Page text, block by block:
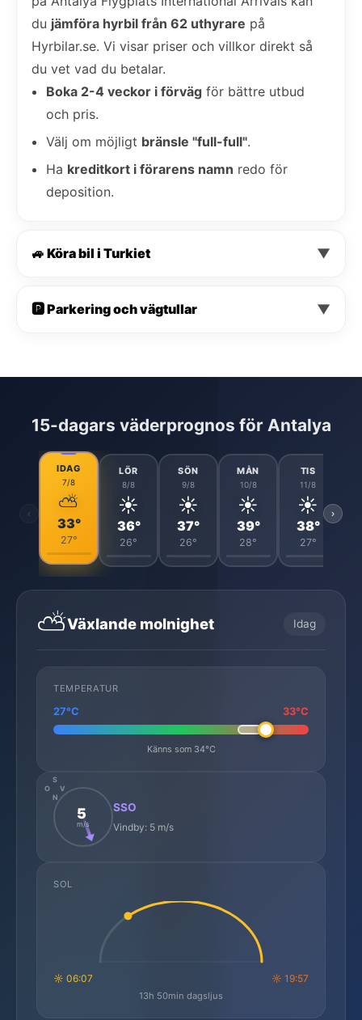
du jämföra hyrbil från 62 uthyrare på
Hyrbilar.se. Vi visar priser och villkor direkt så
du vet vad du betalar.
Boka 2-4 veckor i förväg för bättre utbud
och pris.
Välj om möjligt bränsle "full-full".
Ha kreditkort i förarens namn redo för
deposition.
🚙 Köra bil i Turkiet ▼
🅿️ Parkering och vägtullar ▼
15-dagars väderprognos för Antalya
‹
IDAG
7/8
⛅
33°
27°
LÖR
8/8
☀️
36°
26°
SÖN
9/8
☀️
37°
26°
MÅN
10/8
☀️
39°
28°
TIS
11/8
☀️
38°
27°
›
⛅Växlande molnighet Idag
TEMPERATUR
27°C 33°C
Känns som 34°C
N
S
O
V
5
m/s
SSO
Vindby: 5 m/s
SOL
☼ 06:07 ☼ 19:57
13h 50min dagsljus